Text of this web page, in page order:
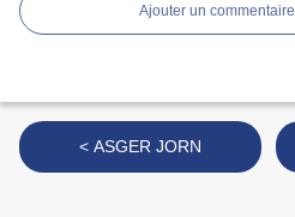
Ajouter un commentaire
< ASGER JORN